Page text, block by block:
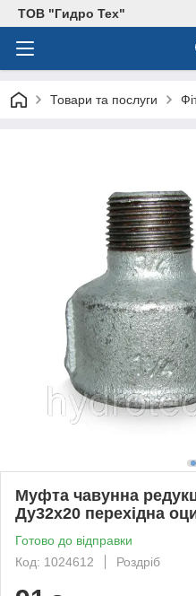
ТОВ "Гидро Тех"
Товари та послуги
Муфта чавунна
Ду32х20 перехідна
Готово до відправки
Код: 1024612
Роздріб